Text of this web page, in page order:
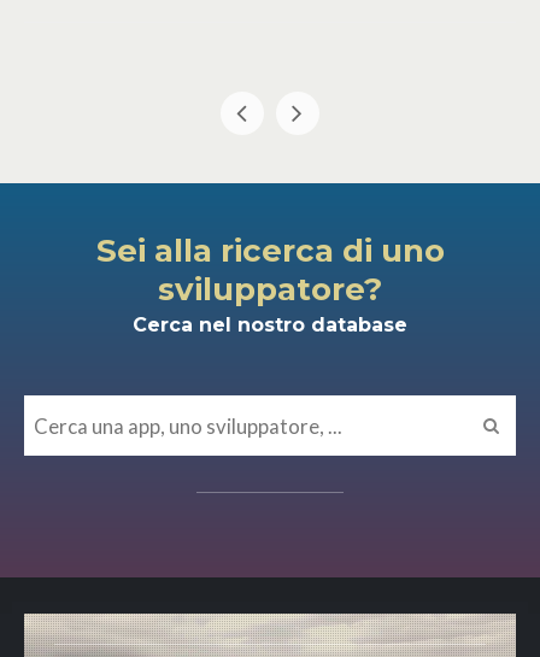
Sei alla ricerca di uno
sviluppatore?
Cerca nel nostro database